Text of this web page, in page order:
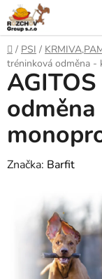
e
D
o
m
ů
/ PSI /
tréninková odměna -
Značka: Barfit